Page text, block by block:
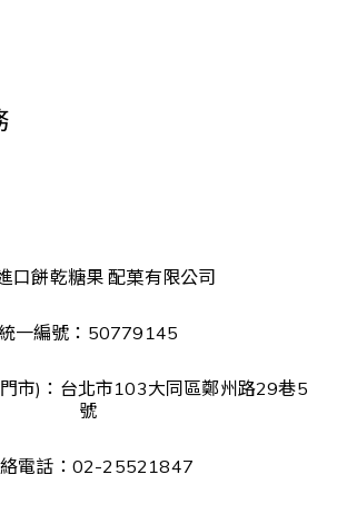
口餅乾糖果 配菓有限公司
一編號：50779145
市)：台北市103大同區鄭州路29巷5
號
電話：02-25521847